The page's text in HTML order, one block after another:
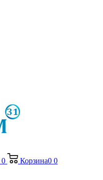
0 Корзина0 0